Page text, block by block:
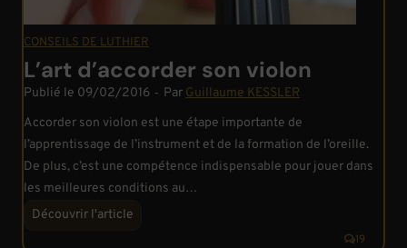
CONSEILS DE LUTHIER
L’art d’accorder son violon
Publié le 09/02/2016 ‐ Par Guillaume KESSLER
Accorder son violon est une étape importante de
l’apprentissage de l’instrument et de la formation de l’oreille.
De plus, c’est une compétence indispensable pour jouer dans
les meilleures conditions au…
Découvrir l'article
19